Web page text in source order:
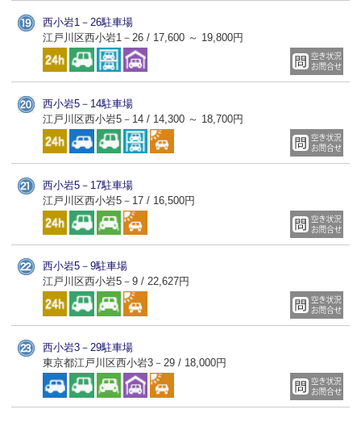
西小岩1－26駐車場
江戸川区西小岩1－26 / 17,600 ～ 19,800円
西小岩5－14駐車場
江戸川区西小岩5－14 / 14,300 ～ 18,700円
西小岩5－17駐車場
江戸川区西小岩5－17 / 16,500円
西小岩5－9駐車場
江戸川区西小岩5－9 / 22,627円
西小岩3－29駐車場
東京都江戸川区西小岩3－29 / 18,000円